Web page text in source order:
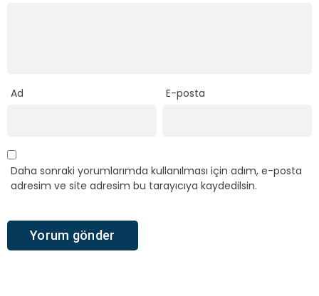
Ad E-posta
Daha sonraki yorumlarımda kullanılması için adım, e-posta
adresim ve site adresim bu tarayıcıya kaydedilsin.